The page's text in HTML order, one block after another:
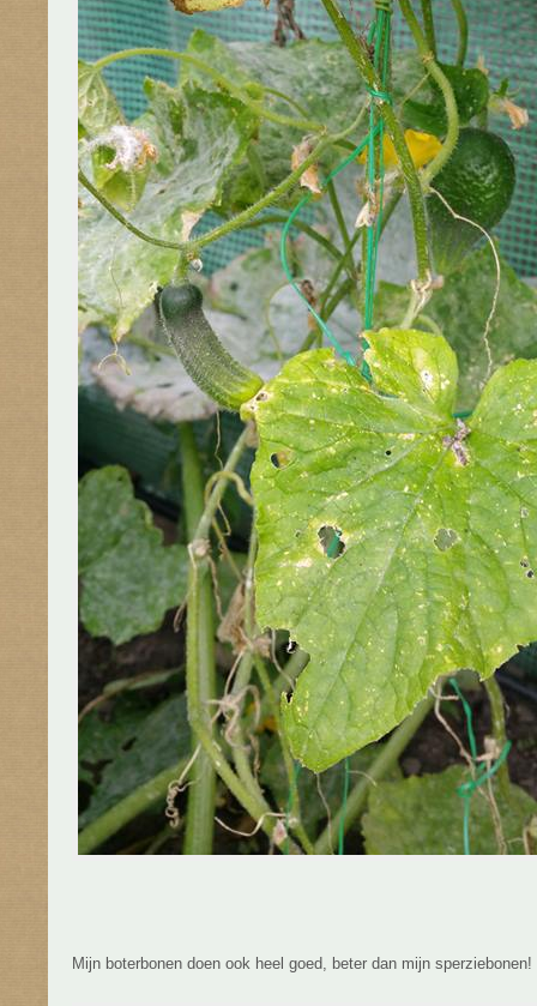
Mijn boterbonen doen ook heel goed, beter dan mijn sperziebonen!